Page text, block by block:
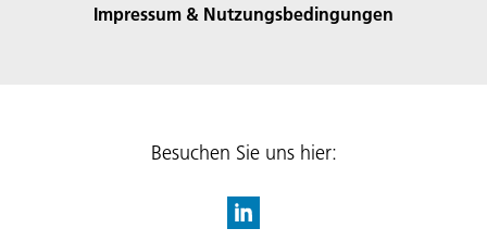
Impressum & Nutzungsbedingungen
Besuchen Sie uns hier: